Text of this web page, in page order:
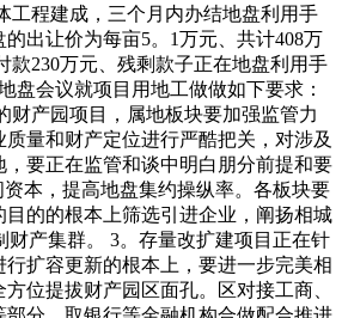
工程建成，三个月内办结地盘利用手
出让价为每亩5。1万元、共计408万
款230万元、残剩款子正在地盘利用手
盘会议就项目用地工做做如下要求：
财产园项目，属地板块要加强监管力
量和财产定位进行严酷把关，对涉及
要正在监管和谈中明白朋分前提和要
本，提高地盘集约操纵率。各板块要
目的的根本上筛选引进企业，阐扬相城
财产集群。 3。存量改扩建项目正在针
扩容更新的根本上，要进一步完美相
位提拔财产园区面孔。区对接工商、